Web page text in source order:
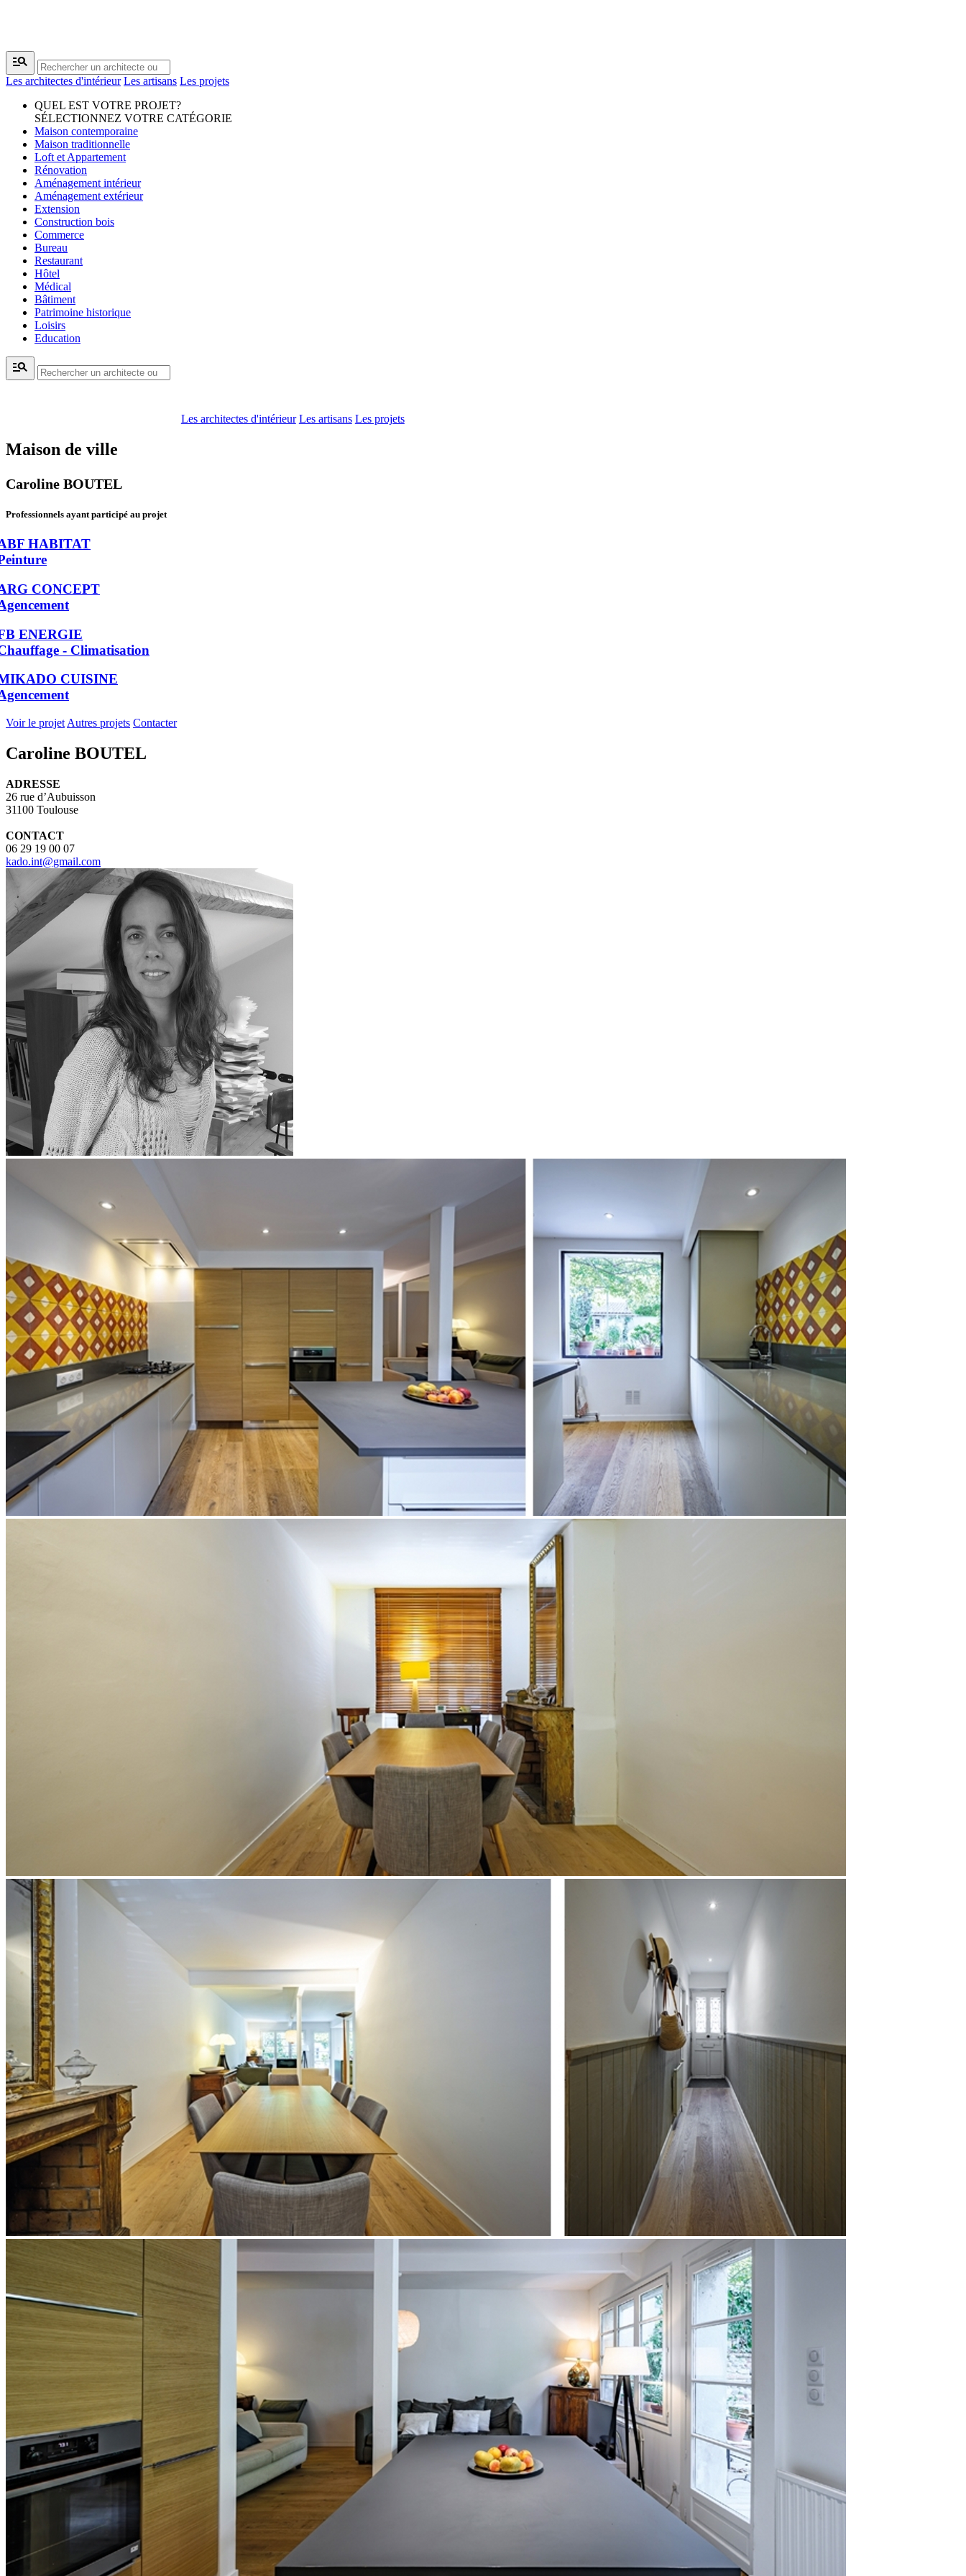
manage_search
Les architectes d'intérieur Les artisans Les projets
QUEL EST VOTRE PROJET?
SÉLECTIONNEZ VOTRE CATÉGORIE
Maison contemporaine
Maison traditionnelle
Loft et Appartement
Rénovation
Aménagement intérieur
Aménagement extérieur
Extension
Construction bois
Commerce
Bureau
Restaurant
Hôtel
Médical
Bâtiment
Patrimoine historique
Loisirs
Education
manage_search
Les architectes d'intérieur Les artisans Les projets
Maison de ville
Caroline BOUTEL
Professionnels ayant participé au projet
HABITAT
CONCEPT
ENERGIE
- Climatisation
CUISINE
Voir le projet Autres projets Contacter
Caroline BOUTEL
ADRESSE
26 rue d’Aubuisson
31100 Toulouse
CONTACT
06 29 19 00 07
kado.int@gmail.com